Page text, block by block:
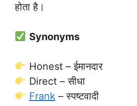
होता है।
Synonyms
Honest – ईमानदार
Direct – सीधा
Frank – स्पष्टवादी